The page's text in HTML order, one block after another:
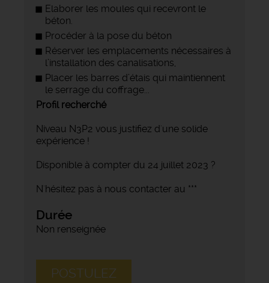
Elaborer les moules qui recevront le
béton.
Procéder à la pose du béton
Réserver les emplacements nécessaires à
l’installation des canalisations,
Placer les barres d’étais qui maintiennent
le serrage du coffrage...
Profil recherché
Niveau N3P2 vous justifiez d'une solide
expérience !
Disponible à compter du 24 juillet 2023 ?
N'hésitez pas à nous contacter au ***
Durée
Non renseignée
POSTULEZ